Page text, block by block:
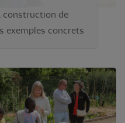
construction de
exemples concrets